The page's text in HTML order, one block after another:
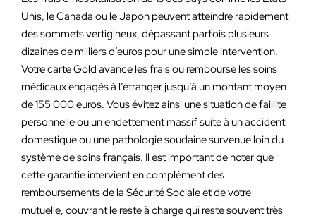
Unis, le Canada ou le Japon peuvent atteindre rapidement
des sommets vertigineux, dépassant parfois plusieurs
dizaines de milliers d’euros pour une simple intervention.
Votre carte Gold avance les frais ou rembourse les soins
médicaux engagés à l’étranger jusqu’à un montant moyen
de 155 000 euros. Vous évitez ainsi une situation de faillite
personnelle ou un endettement massif suite à un accident
domestique ou une pathologie soudaine survenue loin du
système de soins français. Il est important de noter que
cette garantie intervient en complément des
remboursements de la Sécurité Sociale et de votre
mutuelle, couvrant le reste à charge qui reste souvent très